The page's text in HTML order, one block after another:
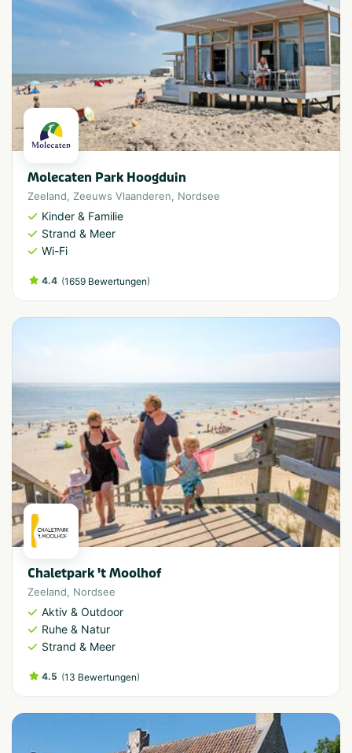
Molecaten Park Hoogduin
Zeeland, Zeeuws Vlaanderen, Nordsee
Kinder & Familie
Strand & Meer
Wi-Fi
4.4 (1659 Bewertungen)
Chaletpark 't Moolhof
Zeeland, Nordsee
Aktiv & Outdoor
Ruhe & Natur
Strand & Meer
4.5 (13 Bewertungen)